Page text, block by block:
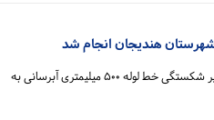
مدیر امور آبرسانی بندرامام خمینی(ره) خبر از تعمیر شکستگی خط لوله ۵۰۰ میلیمتری آبرسانی به